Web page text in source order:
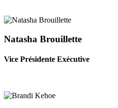
Natasha Brouillette
Vice Présidente Exécutive